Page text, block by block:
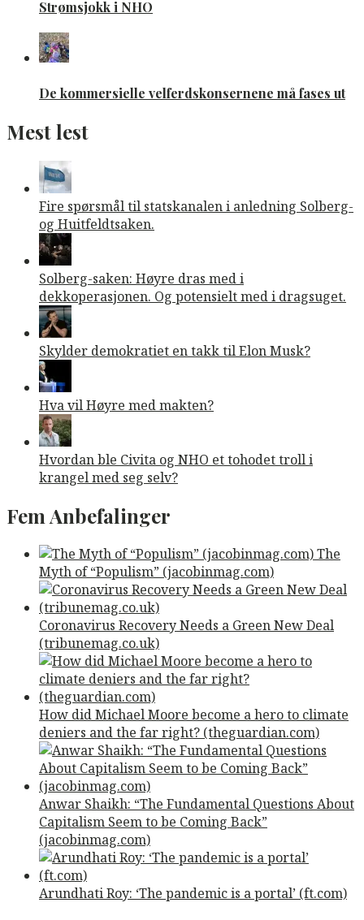
Strømsjokk i NHO
De kommersielle velferdskonsernene må fases ut
Mest lest
Fire spørsmål til statskanalen i anledning Solberg-
og Huitfeldtsaken.
Solberg-saken: Høyre dras med i
dekkoperasjonen. Og potensielt med i dragsuget.
Skylder demokratiet en takk til Elon Musk?
Hva vil Høyre med makten?
Hvordan ble Civita og NHO et tohodet troll i
krangel med seg selv?
Fem Anbefalinger
The
Myth of “Populism” (jacobinmag.com)
Coronavirus Recovery Needs a Green New Deal
(tribunemag.co.uk)
How did Michael Moore become a hero to climate
deniers and the far right? (theguardian.com)
Anwar Shaikh: “The Fundamental Questions About
Capitalism Seem to be Coming Back”
(jacobinmag.com)
Arundhati Roy: ‘The pandemic is a portal’ (ft.com)